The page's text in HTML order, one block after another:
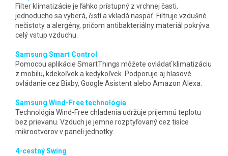
Filter klimatizácie je ľahko prístupný z vrchnej časti,
jednoducho sa vyberá, čistí a vkladá naspäť. Filtruje vzdušné
nečistoty a alergény, pričom antibakteriálny materiál pokrýva
celý vstup vzduchu.
Samsung Smart Control
Pomocou aplikácie SmartThings môžete ovládať klimatizáciu
z mobilu, kdekoľvek a kedykoľvek. Podporuje aj hlasové
ovládanie cez Bixby, Google Asistent alebo Amazon Alexa.
Samsung Wind-Free technológia
Technológia Wind-Free chladenia udržuje príjemnú teplotu
bez prievanu. Vzduch je jemne rozptyľovaný cez tisíce
mikrootvorov v paneli jednotky.
4-cestný Swing